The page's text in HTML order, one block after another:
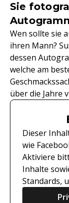
Sie
Wen sollte sie
ihren Mann?
dessen
welche am
über die Jahre
Dieser
wie
Aktiviere
Inhalte
Standards,